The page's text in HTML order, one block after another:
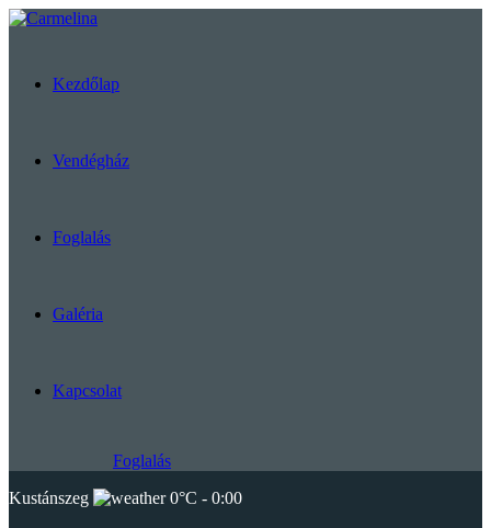
Kezdőlap
Vendégház
Foglalás
Galéria
Kapcsolat
Foglalás
Kustánszeg
0°C - 0:00